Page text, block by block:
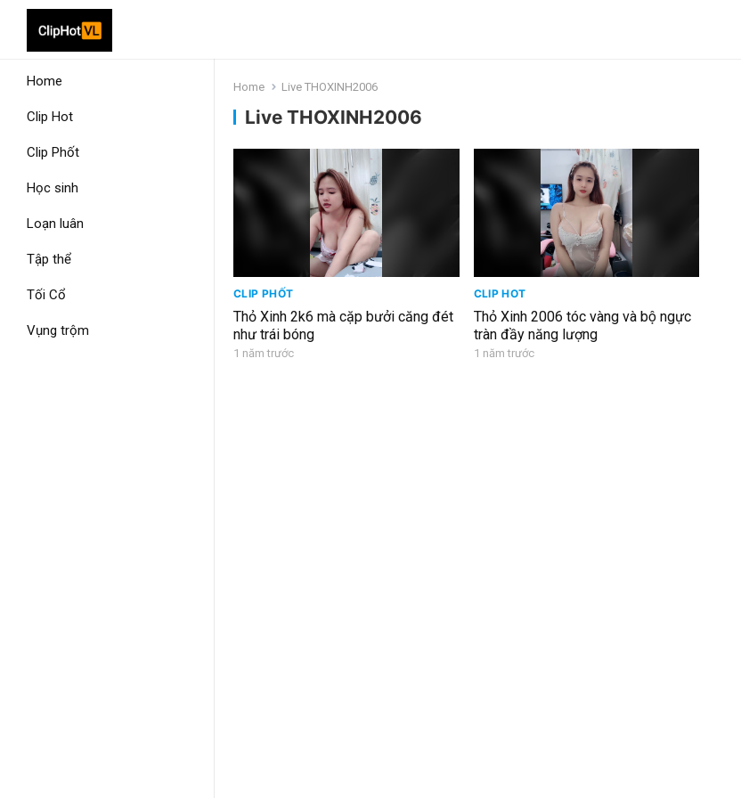
Home
Clip Hot
Clip Phốt
Học sinh
Loạn luân
Tập thể
Tối Cổ
Vụng trộm
Home Live THOXINH2006
Live THOXINH2006
CLIP PHỐT
Thỏ Xinh 2k6 mà cặp bưởi căng đét
như trái bóng
1 năm trước
CLIP HOT
Thỏ Xinh 2006 tóc vàng và bộ ngực
tràn đầy năng lượng
1 năm trước